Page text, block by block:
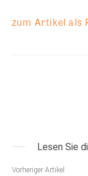
zum Artikel als
Lesen Sie
Vorheriger Artikel